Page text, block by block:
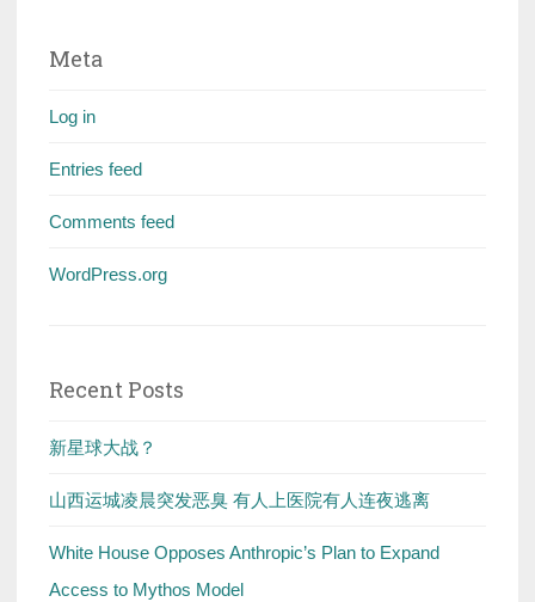
Meta
Log in
Entries feed
Comments feed
WordPress.org
Recent Posts
新星球大战？
山西运城凌晨突发恶臭 有人上医院有人连夜逃离
White House Opposes Anthropic’s Plan to Expand
Access to Mythos Model